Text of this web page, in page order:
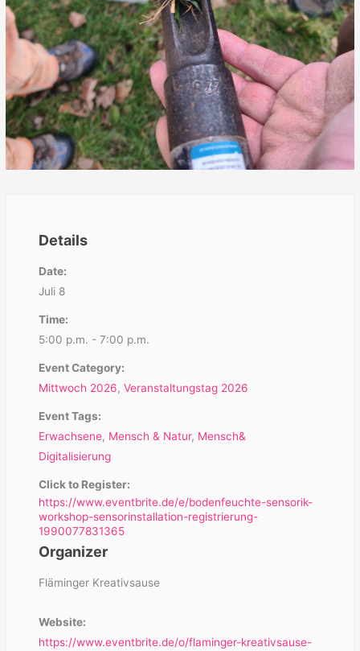
Details
Date:
Juli 8
Time:
5:00 p.m. - 7:00 p.m.
Event Category:
Mittwoch 2026,Veranstaltungstag 2026
Event Tags:
Erwachsene, Mensch & Natur, Mensch&
Digitalisierung
Click to Register:
https://www.eventbrite.de/e/bodenfeuchte-sensorik-
workshop-sensorinstallation-registrierung-
1990077831365
Organizer
Fläminger Kreativsause
Website:
https://www.eventbrite.de/o/flaminger-kreativsause-